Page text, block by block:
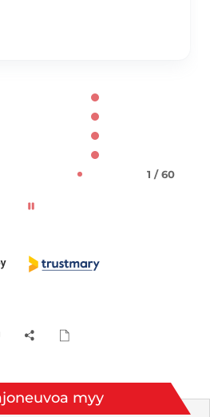
1 / 60
myy